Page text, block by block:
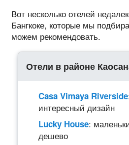
Вот несколько отелей
Бангкоке, которые мы
можем рекомендовать.
Отели в районе
Casa Vimaya Riverside
интересный дизайн
Lucky House:
дешево